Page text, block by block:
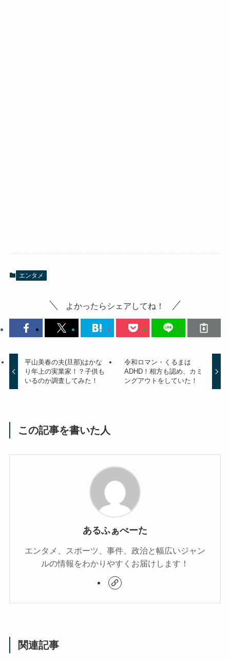
エンタメ
よかったらシェアしてね！
平山美春の夫(旦那)はかな
り年上の実業家！？子供も
いるのか調査してみた！
令和ロマン・くるまは
ADHD！相方も認め、カミ
ングアウトをしていた！
この記事を書いた人
あるふぁべーた
エンタメ、スポーツ、事件、政治と幅広いジャン
ルの情報をわかりやすくお届けします！
関連記事